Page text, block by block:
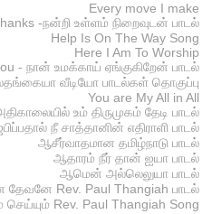
Every move I make
-நன்றி உள்ளம் நிறைவுடன் பாடல்
Help Is On The Way Song
Here I Am To Worship
- நான் உமக்காய் ஏங்குகிறேன் பாடல்
வீடியோ பாடல்கள் தொகுப்பு
You are My All in All
உம் திருமுகம் தேடி பாடல்
நீ சாத்தானின் எதிராளி பாடல்
ஆசீர்வாதமான தமிழ்நாடு பாடல்
ஆதாரம் நீர் தான் ஐயா பாடல்
ஆமென் அல்லெலுயா பாடல்
Rev. Paul Thangiah பாடல்
Rev. Paul Thangiah Song